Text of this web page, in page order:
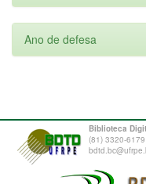
Ano de defesa
Biblioteca
(81) 3320-6179